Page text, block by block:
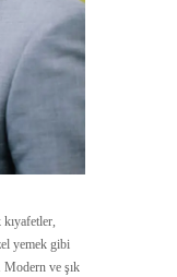
yemek gibi
Modern ve şık